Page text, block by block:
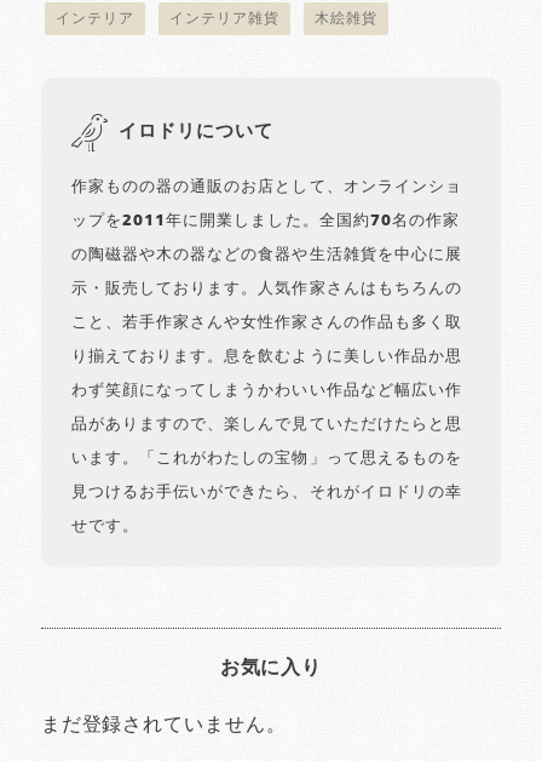
インテリア インテリア雑貨 木絵雑貨
イロドリについて
作家ものの器の通販のお店として、オンラインショ
ップを2011年に開業しました。全国約70名の作家
の陶磁器や木の器などの食器や生活雑貨を中心に展
示・販売しております。人気作家さんはもちろんの
こと、若手作家さんや女性作家さんの作品も多く取
り揃えております。息を飲むように美しい作品か思
わず笑顔になってしまうかわいい作品など幅広い作
品がありますので、楽しんで見ていただけたらと思
います。「これがわたしの宝物」って思えるものを
見つけるお手伝いができたら、それがイロドリの幸
せです。
お気に入り
まだ登録されていません。